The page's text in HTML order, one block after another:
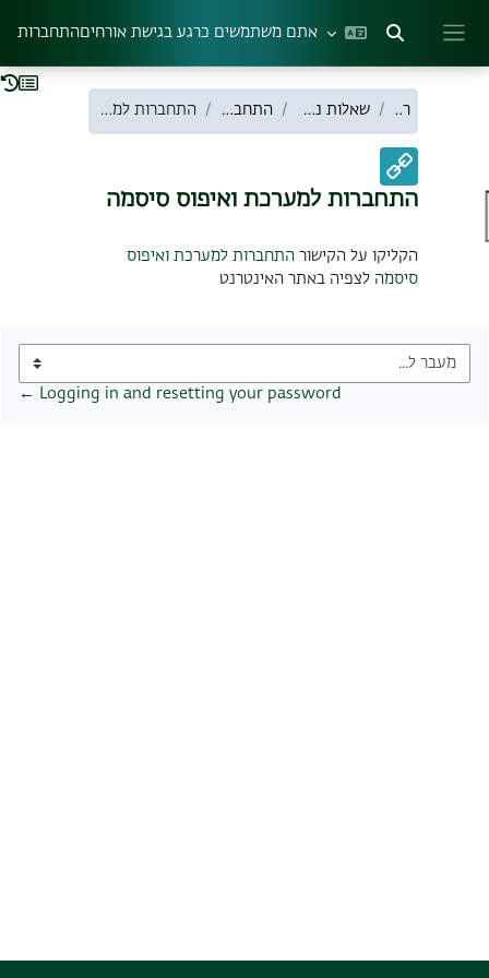
הצגה או הסתרה של קלט חיפוש
אתם משתמשים כרגע בגישת אורחיםהתחברות
ראשי שאלות נפוצות סטודנטים התחברות למערכת התחברות למערכת ואיפוס סיסמה
התחברות למערכת ואיפוס סיסמה
הקליקו על הקישור התחברות למערכת ואיפוס
סיסמה לצפיה באתר האינטרנט
מעבר ל...
Logging in and resetting your password ←